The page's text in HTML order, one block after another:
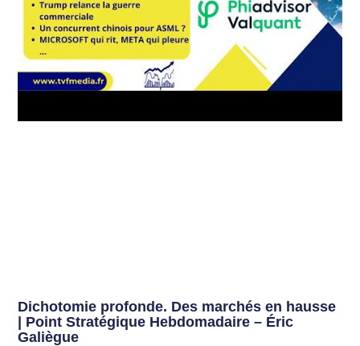
Dichotomie profonde. Des marchés en hausse
| Point Stratégique Hebdomadaire – Éric
Galiègue